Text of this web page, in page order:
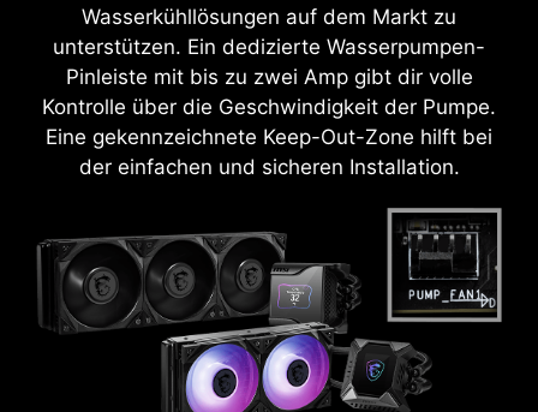
Wasserkühllösungen auf dem Markt zu
unterstützen. Ein dedizierte Wasserpumpen-
Pinleiste mit bis zu zwei Amp gibt dir volle
Kontrolle über die Geschwindigkeit der Pumpe.
Eine gekennzeichnete Keep-Out-Zone hilft bei
der einfachen und sicheren Installation.
HOCHFAHREN GARANTIERT
Hast du Probleme bei der Aktualisierung deines
BIOS oder ist es irgendwie beschädigt worden?
Keine Sorge, MSI Mainboards bieten mehrere
Möglichkeiten, um dein System wieder